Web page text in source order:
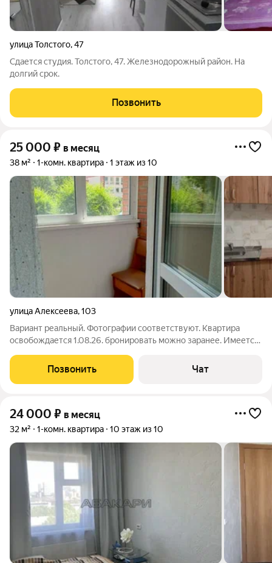
улица Толстого,47
Сдается студия. Толстого, 47. Железнодорожный район. На
долгий срок.
Позвонить
25 000 ₽ в месяц
38 м² 1-комн. квартира 1 этаж из 10
улица Алексеева,103
Вариант реальный. Фотографии соответствуют. Квартира
освобождается 1.08.26. бронировать можно заранее. Имеется
стиральная машинка и всё что на фото. В шаговой доступности
магазины, остановка, ТРЦ
Позвонить Чат
24 000 ₽ в месяц
32 м² 1-комн. квартира 10 этаж из 10